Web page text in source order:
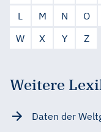
L
M N O
W
X Y Z
Weitere
Daten der